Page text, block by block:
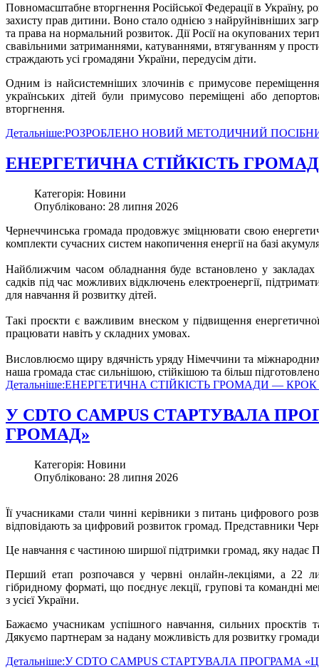
Повномасштабне вторгнення Російської Федерації в Україну,
захисту прав дитини. Воно стало однією з найруйнівніших
та права на нормальний розвиток. Дії Росії на окупованих
свавільними затриманнями, катуваннями, втягуванням у
страждають усі громадяни України, передусім діти.
Одним із найсистемніших злочинів є примусове
українських дітей були примусово переміщені або
вторгнення.
Детальніше:РОЗРОБЛЕНО НОВИЙ МЕТОДИЧНИЙ
ЕНЕРГЕТИЧНА СТІЙКІСТЬ
Категорія: Новини
Опубліковано: 28 липня 2026
Чернеччинська громада продовжує зміцнювати свою
комплекти сучасних систем накопичення енергії на базі
Найближчим часом обладнання буде встановлено у закладах
садків під час можливих відключень електроенергії,
для навчання й розвитку дітей.
Такі проєкти є важливим внеском у підвищення
працювати навіть у складних умовах.
Висловлюємо щиру вдячність уряду Німеччини та міжнародним
наша громада стає сильнішою, стійкішою та більш
Детальніше:ЕНЕРГЕТИЧНА СТІЙКІСТЬ ГРОМАДИ —
У CDTO CAMPUS СТАРТУВАЛА
ГРОМАД»
Категорія: Новини
Опубліковано: 28 липня 2026
Її учасниками стали чинні керівники з питань цифрового
відповідають за цифровий розвиток громад. Представники
Це навчання є частиною ширшої підтримки громад, яку надає
Перший етап розпочався у червні онлайн-лекціями, а 22
гібридному форматі, що поєднує лекції, групові та командні
з усієї України.
Бажаємо учасникам успішного навчання, сильних
Дякуємо партнерам за надану можливість для розвитку
Детальніше:У CDTO CAMPUS СТАРТУВАЛА